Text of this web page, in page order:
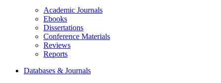
Academic Journals
Ebooks
Dissertations
Conference Materials
Reviews
Reports
Databases & Journals